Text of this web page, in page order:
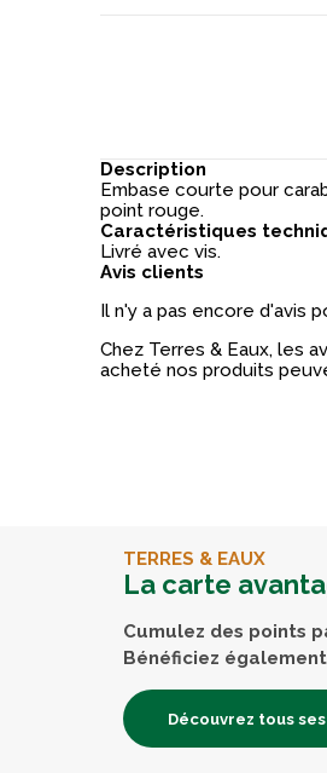
Description
Embase courte pour
point rouge.
Caractéristiques
Livré avec vis.
Avis clients
Il n'y a pas encore d'avis
Chez Terres & Eaux, les
acheté nos produits
TERRES & EAUX
La carte
Cumulez des points
Bénéficiez
Découvrez tous